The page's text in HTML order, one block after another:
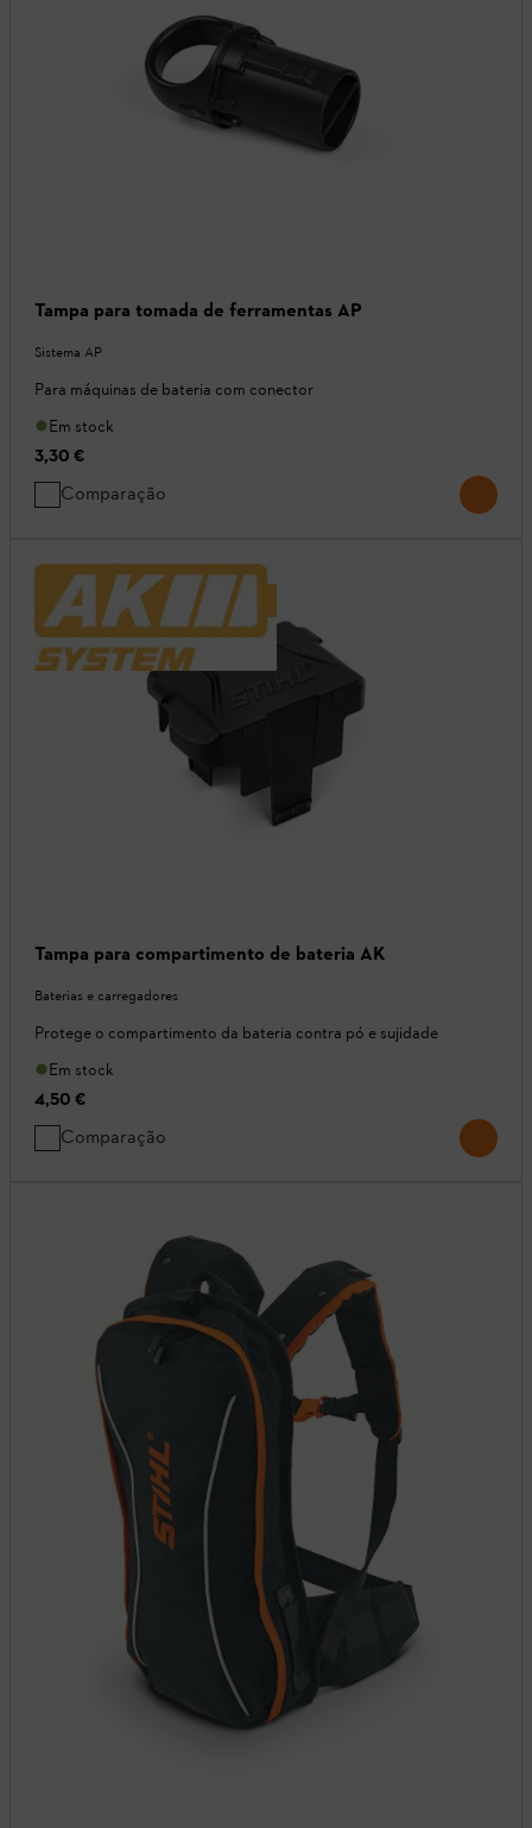
Tampa para tomada de ferramentas AP
Sistema AP
Para máquinas de bateria com conector
Em stock
3,30 €
Comparação
Tampa para compartimento de bateria AK
Baterias e carregadores
Protege o compartimento da bateria contra pó e sujidade
Em stock
4,50 €
Comparação